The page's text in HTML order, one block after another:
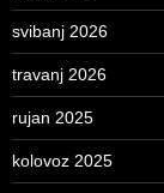
svibanj 2026
travanj 2026
rujan 2025
kolovoz 2025